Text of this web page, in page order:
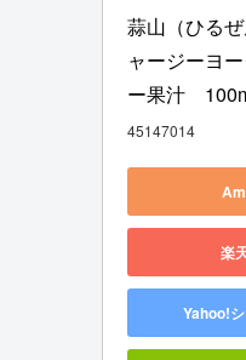
蒜山（ひる
ャージーヨ
ー果汁　
45147014
楽
Yahoo!